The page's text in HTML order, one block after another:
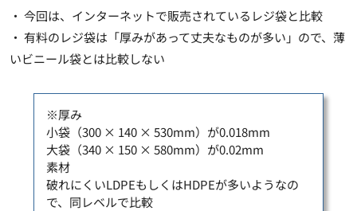
・ 今回は、インターネットで販売されているレジ袋と比較
・ 有料のレジ袋は「厚みがあって丈夫なものが多い」ので、薄
いビニール袋とは比較しない
※厚み
小袋（300 × 140 × 530mm）が0.018mm
大袋（340 × 150 × 580mm）が0.02mm
素材
破れにくいLDPEもしくはHDPEが多いようなの
で、同レベルで比較